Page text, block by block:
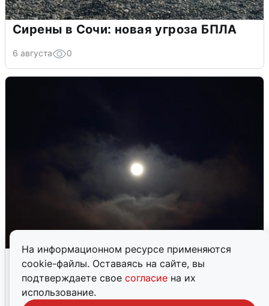
На информационном ресурсе применяются
cookie-файлы. Оставаясь на сайте, вы
подтверждаете свое согласие на их
использование.
Сирены в Сочи: новая угроза БПЛА
6 августа 0
В Воронеже прогремели взрывы
после сигнала тревоги
5 августа 0